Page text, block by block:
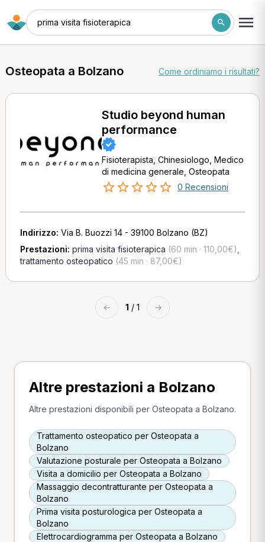
prima visita fisioterapica
Osteopata a Bolzano Come ordiniamo i risultati?
Studio beyond human
performance
Fisioterapista, Chinesiologo, Medico
di medicina generale, Osteopata
0 Recensioni
Indirizzo: Via B. Buozzi 14 - 39100 Bolzano (BZ)
Prestazioni: prima visita fisioterapica (60 min · 110,00€)
trattamento osteopatico (45 min · 87,00€)
← 1 / 1 →
Altre prestazioni a Bolzano
Altre prestazioni disponibili per Osteopata a Bolzano.
Trattamento osteopatico per Osteopata a
Bolzano
Valutazione posturale per Osteopata a Bolzano
Visita a domicilio per Osteopata a Bolzano
Massaggio decontratturante per Osteopata a
Bolzano
Prima visita posturologica per Osteopata a
Bolzano
Elettrocardiogramma per Osteopata a Bolzano